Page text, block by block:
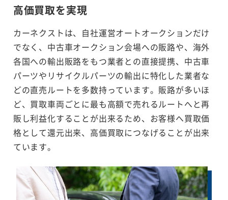
高価買取を実現
カーネクストは、自社運営オートオークションだけ
でなく、中古車オークション会場への販路や、海外
各国への輸出販路をもつ業者との直接提携、中古車
パーツやリサイクルパーツの輸出に特化した業者な
どの直売ルートを多数持っています。販路が多いほ
ど、買取車両ごとに最も高額で売れるルートへと再
販し利益化することが出来るため、お客様へ買取価
格として還元出来、高価買取につなげることが出来
ています。